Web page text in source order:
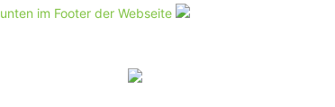
unten im Footer der Webseite